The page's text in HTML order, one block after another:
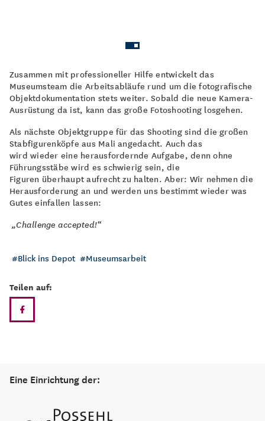
Zusammen mit professioneller Hilfe entwickelt das
Museumsteam die Arbeitsabläufe rund um die fotografische
Objektdokumentation stets weiter. Sobald die neue Kamera-
Ausrüstung da ist, kann das große Fotoshooting losgehen.
Als nächste Objektgruppe für das Shooting sind die großen
Stabfigurenköpfe aus Mali angedacht. Auch das
wird wieder eine herausfordernde Aufgabe, denn ohne
Führungsstäbe wird es schwierig sein, die
Figuren überhaupt aufrecht zu halten. Aber: Wir nehmen die
Herausforderung an und werden uns bestimmt wieder was
Gutes einfallen lassen:
„Challenge accepted!“
Blick ins Depot Museumsarbeit
Teilen auf:
Eine Einrichtung der: